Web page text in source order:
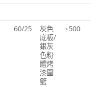
60/25
灰色
底板/
銀灰
色粉
體烤
漆圍
籃
≥500